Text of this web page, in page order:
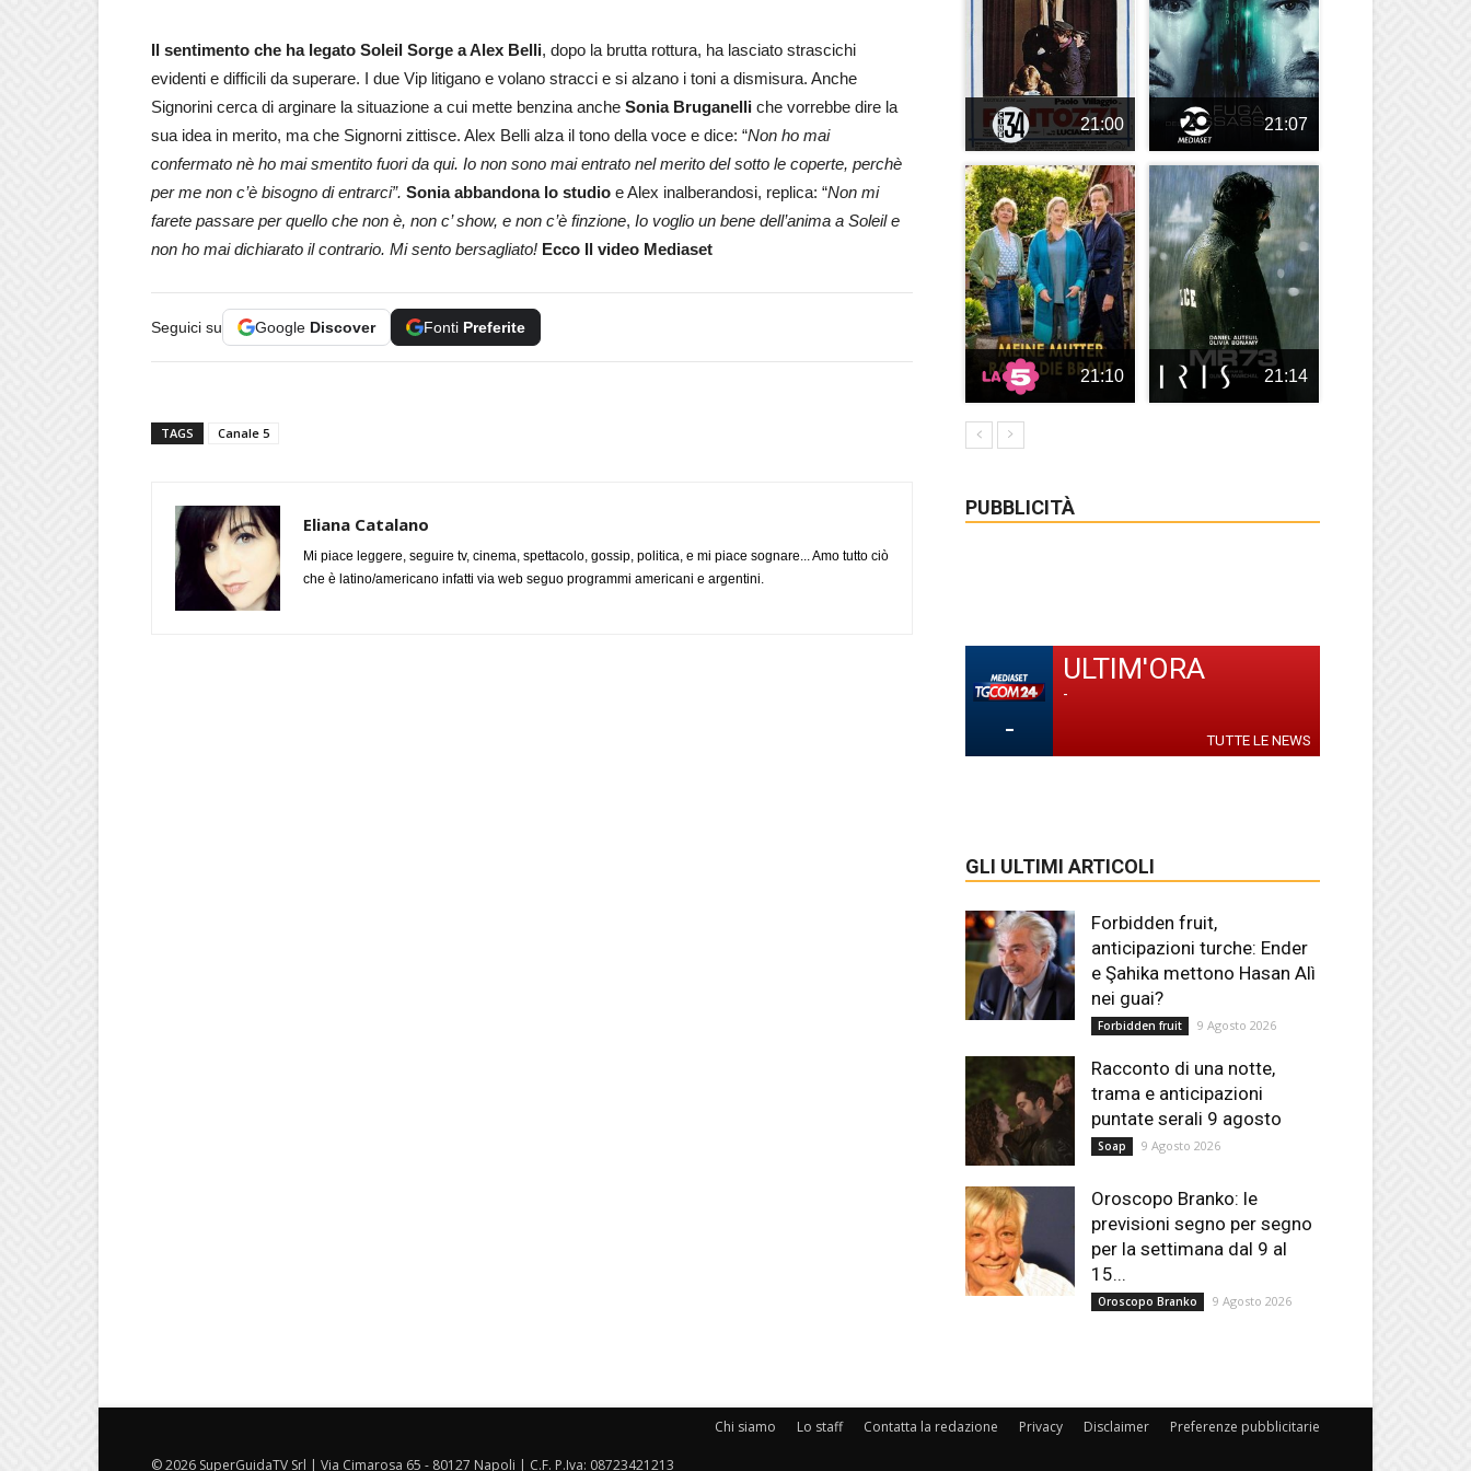
Il sentimento che ha legato Soleil Sorge a Alex Belli, dopo la brutta rottura, ha lasciato strascichi
evidenti e difficili da superare. I due Vip litigano e volano stracci e si alzano i toni a dismisura. Anche
Signorini cerca di arginare la situazione a cui mette benzina anche Sonia Bruganelli che vorrebbe dire la
sua idea in merito, ma che Signorni zittisce. Alex Belli alza il tono della voce e dice: “Non ho mai
confermato nè ho mai smentito fuori da qui. Io non sono mai entrato nel merito del sotto le coperte, perchè
per me non c’è bisogno di entrarci”. Sonia abbandona lo studio e Alex inalberandosi, replica: “Non mi
farete passare per quello che non è, non c’ show, e non c’è finzione, Io voglio un bene dell’anima a Soleil e
non ho mai dichiarato il contrario. Mi sento bersagliato! Ecco Il video Mediaset
Seguici su Google Discover Fonti Preferite
TAGS Canale 5
Eliana Catalano
Mi piace leggere, seguire tv, cinema, spettacolo, gossip, politica, e mi piace sognare... Amo tutto ciò
che è latino/americano infatti via web seguo programmi americani e argentini.
21:00 21:07
21:10 21:14
PUBBLICITÀ
-
ULTIM'ORA
-
TUTTE LE NEWS
GLI ULTIMI ARTICOLI
Forbidden fruit,
anticipazioni turche: Ender
e Şahika mettono Hasan Alì
nei guai?
Forbidden fruit 9 Agosto 2026
Racconto di una notte,
trama e anticipazioni
puntate serali 9 agosto
Soap 9 Agosto 2026
Oroscopo Branko: le
previsioni segno per segno
per la settimana dal 9 al
15...
Oroscopo Branko 9 Agosto 2026
Chi siamo Lo staff Contatta la redazione Privacy Disclaimer Preferenze pubblicitarie
© 2026 SuperGuidaTV Srl | Via Cimarosa 65 - 80127 Napoli | C.F. P.Iva: 08723421213